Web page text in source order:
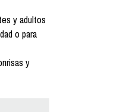
y adultos
o para
y